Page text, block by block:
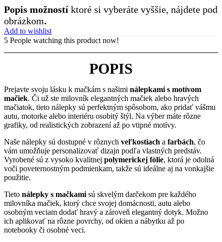
Popis možností ktoré si vyberáte vyššie, nájdete pod
obrázkom.
Add to wishlist
5 People watching this product now!
POPIS
Prejavte svoju lásku k mačkám s našimi nálepkami s motívom
mačiek. Či už ste milovník elegantných mačiek alebo hravých
mačiatok, tieto nálepky sú perfektným spôsobom, ako pridať vášmu
autu, motorke alebo interiéru osobitý štýl. Na výber máte rôzne
grafiky, od realistických zobrazení až po vtipné motívy.
Naše nálepky sú dostupné v rôznych veľkostiach a farbách, čo
vám umožňuje personalizovať dizajn podľa vlastných predstáv.
Vyrobené sú z vysoko kvalitnej polymerickej fólie, ktorá je odolná
voči poveternostným podmienkam, takže sú ideálne aj na vonkajšie
použitie.
Tieto nálepky s mačkamisú skvelým darčekom pre každého
milovníka mačiek, ktorý chce svojej domácnosti, autu alebo
osobným veciam dodať hravý a zároveň elegantný dotyk. Možno
ich aplikovať na rôzne povrchy, od okien a nábytku až po
notebooky či osobné veci.